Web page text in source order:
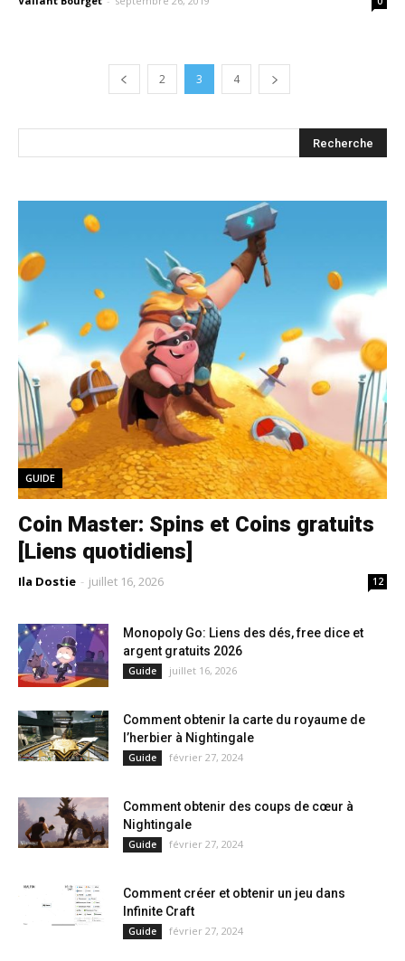
2 3 4
GUIDE
Coin Master: Spins et Coins gratuits
[Liens quotidiens]
Ila Dostie - juillet 16, 2026 12
Monopoly Go: Liens des dés, free dice et
argent gratuits 2026
Guide juillet 16, 2026
Comment obtenir la carte du royaume de
l’herbier à Nightingale
Guide février 27, 2024
Comment obtenir des coups de cœur à
Nightingale
Guide février 27, 2024
Comment créer et obtenir un jeu dans
Infinite Craft
Guide février 27, 2024